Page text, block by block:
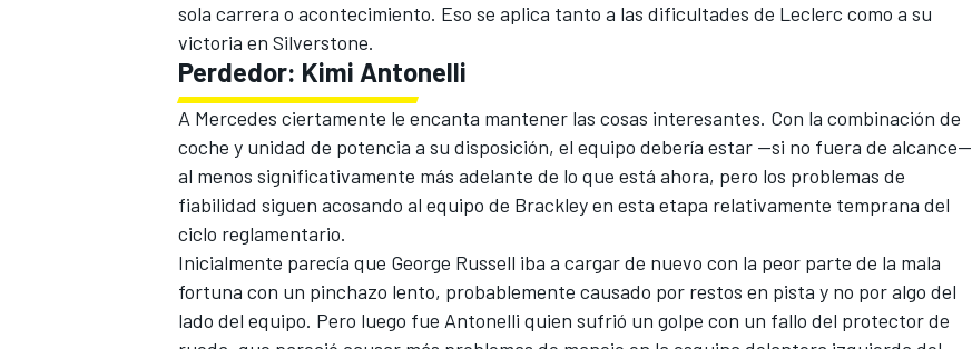
sola carrera o acontecimiento. Eso se aplica tanto a las dificultades de Leclerc como a su
victoria en Silverstone.
Perdedor: Kimi Antonelli
A Mercedes ciertamente le encanta mantener las cosas interesantes. Con la combinación de
coche y unidad de potencia a su disposición, el equipo debería estar —si no fuera de alcance—
al menos significativamente más adelante de lo que está ahora, pero los problemas de
fiabilidad siguen acosando al equipo de Brackley en esta etapa relativamente temprana del
ciclo reglamentario.
Inicialmente parecía que George Russell iba a cargar de nuevo con la peor parte de la mala
fortuna con un pinchazo lento, probablemente causado por restos en pista y no por algo del
lado del equipo. Pero luego fue Antonelli quien sufrió un golpe con un fallo del protector de